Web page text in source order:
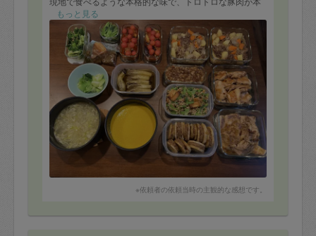
当に美味しかったです！！
ルーロー飯はこれからも定期的にお願いすることになり
そうです。
スープは、照り焼きチキン用の鶏肉の皮でダシを取って
いただいて、丁寧に作られていてとても美味しかったで
また次回もよろしくお願いします。
もっと見る
※依頼者の依頼当時の主観的な感想です。